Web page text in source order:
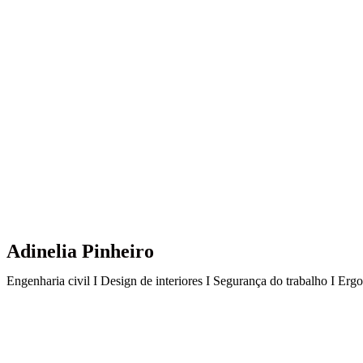
Adinelia Pinheiro
Engenharia civil I Design de interiores I Segurança do trabalho I